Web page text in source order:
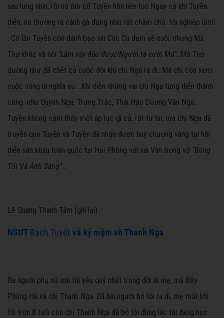
sau lưng nhìn, rồi nó ôm cổ Tuyền hôn liên tục.Ngay cả khi Tuyền
diễn, nó thường ra cánh gà đứng nhìn rất chăm chú…tội nghiệp lắm!
. Có lần Tuyền còn đánh bạo xin Cúc Cu đem về nuôi, nhưng Má
Thơ khóc và nói:“Làm vậy đâu được!Người ta cười Má”… Má Thơ
dường như đã chết cả cuộc đời khi chị Nga ra đi…Má chỉ còn xem
cuộc sống là nghĩa vụ….Khi diễn những vai chị Nga từng diễn thành
công như Quỳnh Nga, Trưng Trắc, Thái Hậu Dương Vân Nga…
Tuyền không cảm thấy một áp lực gì cả, rất tự tin, lửa chị Nga đã
truyền qua Tuyền và Tuyền đã nhận được huy chương vàng tại hội
diễn sân khấu toàn quốc tại Hải Phòng với vai Vân trong vở “Bóng
Tối Và Ánh Sáng”…
Lê Quang Thanh Tâm (ghi lại)
NSƯTBạch Tuyết và kỷ niệm về Thanh Nga
Ba người phụ nữ mà tôi yêu quý nhất trong đời là mẹ, má Bảy
Phùng Há và chị Thanh Nga. Đã hai người bỏ tôi ra đi, mẹ mất khi
tôi tròn 8 tuổi còn chị Thanh Nga đã bỏ tôi đúng lúc tôi đang học